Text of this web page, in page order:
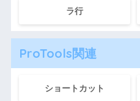
ラ行
ProTools関連
ショートカット